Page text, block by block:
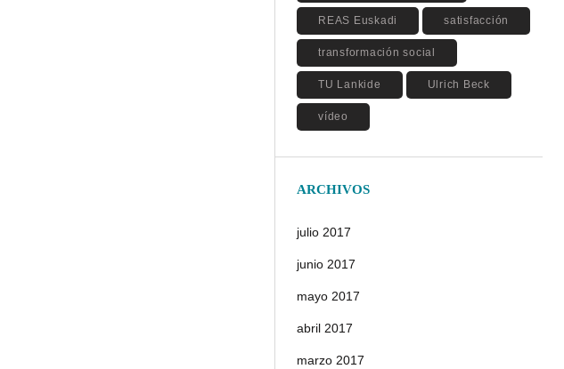
REAS Euskadi satisfacción
transformación social
TU Lankide Ulrich Beck
vídeo
ARCHIVOS
julio 2017
junio 2017
mayo 2017
abril 2017
marzo 2017